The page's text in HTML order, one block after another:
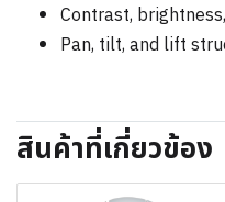
Contrast,
Pan, tilt, and lift
สินค้าที่เกี่ยวข้อง